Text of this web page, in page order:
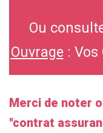
Ou
Ouvrage :
Merci de noter
"contrat